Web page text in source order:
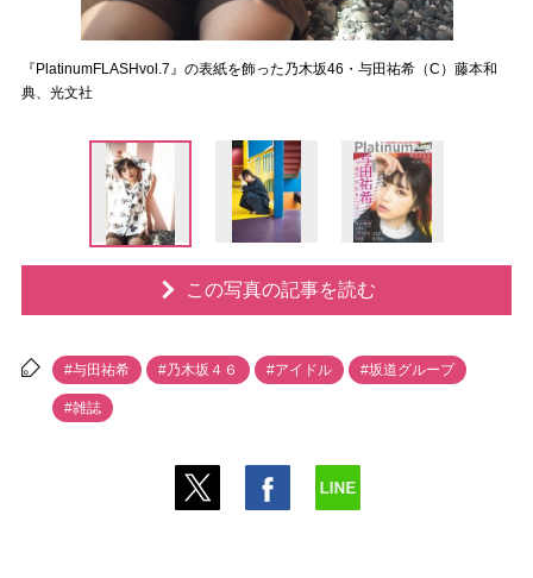
『PlatinumFLASHvol.7』の表紙を飾った乃木坂46・与田祐希（C）藤本和
典、光文社
この写真の記事を読む
#与田祐希 #乃木坂４６ #アイドル #坂道グループ
#雑誌